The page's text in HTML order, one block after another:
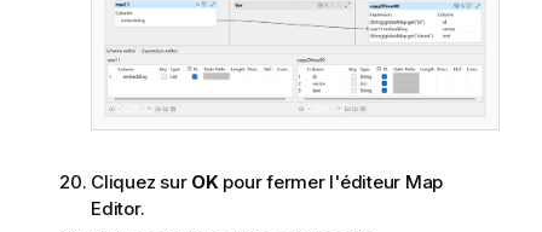
Cliquez sur OKpour fermer l'éditeur Map
Editor.